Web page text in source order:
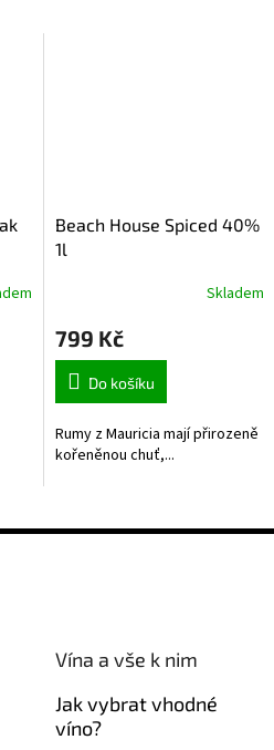
Beach House Spiced 40%
1l
Skladem
799 Kč
Do košíku
Rumy z Mauricia mají přirozeně
kořeněnou chuť,...
Vína a vše k nim
Jak vybrat vhodné
víno?